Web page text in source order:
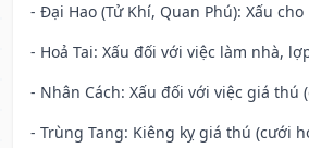
- Đại Hao (Tử Khí, Quan Phú): Xấu
- Hoả Tai: Xấu đối với việc làm nhà,
- Nhân Cách: Xấu đối với việc giá thú
- Trùng Tang: Kiêng kỵ giá thú (cưới